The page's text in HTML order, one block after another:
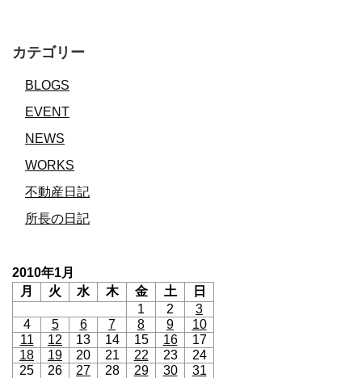
カテゴリー
BLOGS
EVENT
NEWS
WORKS
不動産日記
所長の日記
2010年1月
月
火 水 木 金 土 日
1 2
3
4
5 6 7 8 9
10
11
12 13 14 15 16
17
18
19 20 21 22 23
24
25
26 27 28 29 30 31